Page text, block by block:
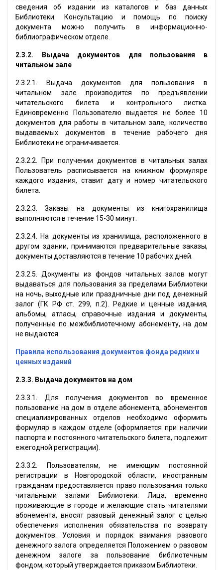
сведения об издании из каталогов и баз данных
Библиотеки. Консультацию и помощь по поиску
документа можно получить в информационно-
библиографическом отделе.
2.3.2.
Выдача документов для пользования в
читальном зале
2.3.2.1. Выдача документов для пользования в
читальном зале производится по предъявлении
читательского билета и контрольного листка.
Единовременно Пользователю выдается не более 10
документов для работы в читальном зале, количество
выдаваемых документов в течение рабочего дня
Библиотеки не ограничивается.
2.3.2.2. При получении документов в читальных залах
Пользователь расписывается на книжном формуляре
каждого издания, ставит дату и номер читательского
билета.
2.3.2.3. Заказы на документы из книгохранилища
выполняются в течение 15-30 минут.
2.3.2.4. На документы из хранилища, расположенного в
другом здании, принимаются предварительные заказы,
документы доставляются в течение 10 рабочих дней.
2.3.2.5. Документы из фондов читальных залов могут
выдаваться для пользования за пределами Библиотеки
на ночь, выходные или праздничные дни под денежный
залог (ГК РФ ст. 299, п.2). Редкие и ценные издания,
альбомы, атласы, справочные издания и документы,
полученные по межбиблиотечному абонементу, на дом
не выдаются.
Правила использования документов фонда редких и
ценных изданий
2.3.3. Выдача документов на дом
2.3.3.1. Для получения документов во временное
пользование на дом в отделе абонемента, абонементов
специализированных отделов необходимо оформить
формуляр в каждом отделе (оформляется при наличии
паспорта и постоянного читательского билета, подлежит
ежегодной регистрации).
2.3.3.2. Пользователям, не имеющим постоянной
регистрации в Новгородской области, иностранным
гражданам предоставляется право пользования только
читальными залами Библиотеки. Лица, временно
проживающие в городе и желающие стать читателями
абонемента, вносят разовый денежный залог с целью
обеспечения исполнения обязательства по возврату
документов. Условия и порядок взимания разового
денежного залога определяется Положением о разовом
денежном залоге за пользование библиотечным
фондом, который утверждается приказом Библиотеки.